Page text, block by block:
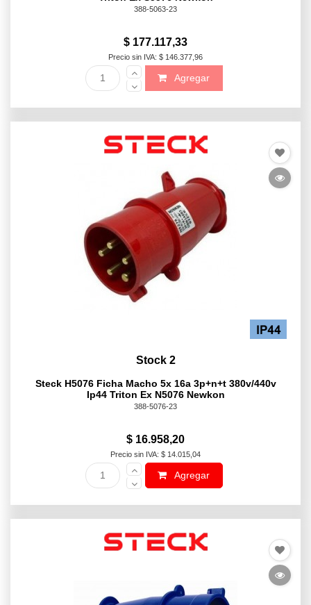
388-5063-23
$ 177.117,33
Precio sin IVA: $ 146.377,96
Agregar
Stock 2
Steck H5076 Ficha Macho 5x 16a 3p+n+t 380v/440v
Ip44 Triton Ex N5076 Newkon
388-5076-23
$ 16.958,20
Precio sin IVA: $ 14.015,04
Agregar